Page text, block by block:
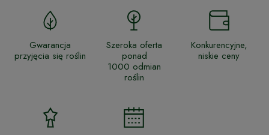
Gwarancja
przyjęcia się roślin
Szeroka oferta
ponad
1000 odmian
roślin
Konkurencyjne,
niskie ceny